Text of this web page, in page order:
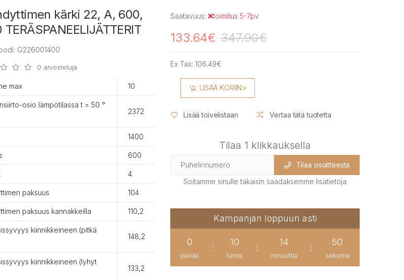
kärki 22, A, 600,
TERÄSPANEELIJÄTTERIT
G226001400
0 arvosteluja
max 10
osio lämpötilassa t = 50 °
2372
1400
600
4
paksuus 104
paksuus kannakkeilla 110,2
kiinnikkeineen (pitkä
148,2
kiinnikkeineen (lyhyt
133,2
Saatavuus: toimitus 5-7pv
133.64€ 347.90€
Ex Tax: 106.49€
LISÄÄ KORIIN>
Lisää toivelistaan Vertaa tätä tuotetta
Tilaa 1 klikkauksella
Tilaa osoitteesta
Soitamme sinulle takaisin saadaksemme lisätietoja
Kampanjan loppuun asti
0
päivää
:
10
tuntia
:
14
minuuttia
:
50
sekuntia